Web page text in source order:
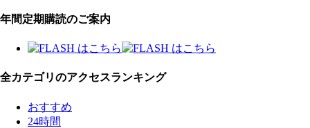
年間定期購読のご案内
全カテゴリのアクセスランキング
おすすめ
24時間